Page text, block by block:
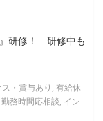
研修！ 研修中も
・賞与あり, 有給休
務時間応相談, イン